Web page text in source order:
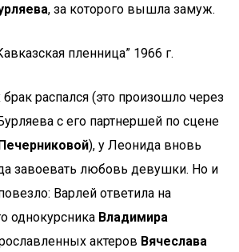
, за которого вышла замуж.
пленница” 1966 г.
брак распался (это произошло через
с его партнершей по сцене
), у Леонида вновь
завоевать любовь девушки. Но и
Варлей ответила на
однокурсника Владимира
актеров Вячеслава